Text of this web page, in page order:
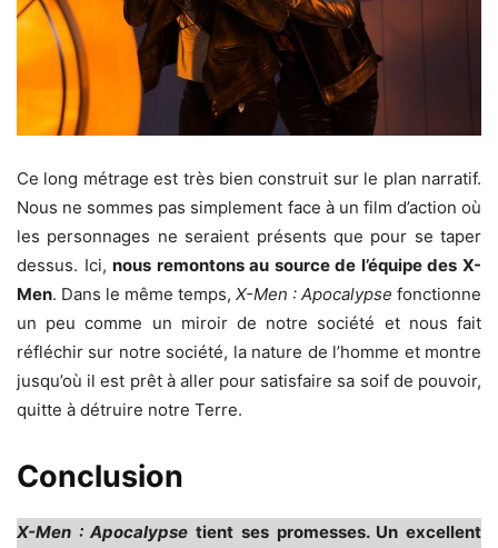
Ce long métrage est très bien construit sur le plan narratif.
Nous ne sommes pas simplement face à un film d’action où
les personnages ne seraient présents que pour se taper
dessus. Ici,nous remontons au source de l’équipe des X-
Men. Dans le même temps, X-Men : Apocalypse fonctionne
un peu comme un miroir de notre société et nous fait
réfléchir sur notre société, la nature de l’homme et montre
jusqu’où il est prêt à aller pour satisfaire sa soif de pouvoir,
quitte à détruire notre Terre.
Conclusion
X-Men : Apocalypse tient ses promesses. Un excellent